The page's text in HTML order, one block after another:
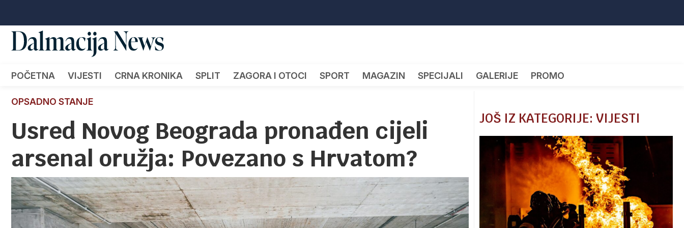
POČETNA VIJESTI CRNA KRONIKA SPLIT ZAGORA I OTOCI SPORT MAGAZIN SPECIJALI GALERIJE PROMO
OPSADNO STANJE
Usred Novog Beograda pronađen cijeli
arsenal oružja: Povezano s Hrvatom?
JOŠ IZ KATEGORIJE: VIJESTI